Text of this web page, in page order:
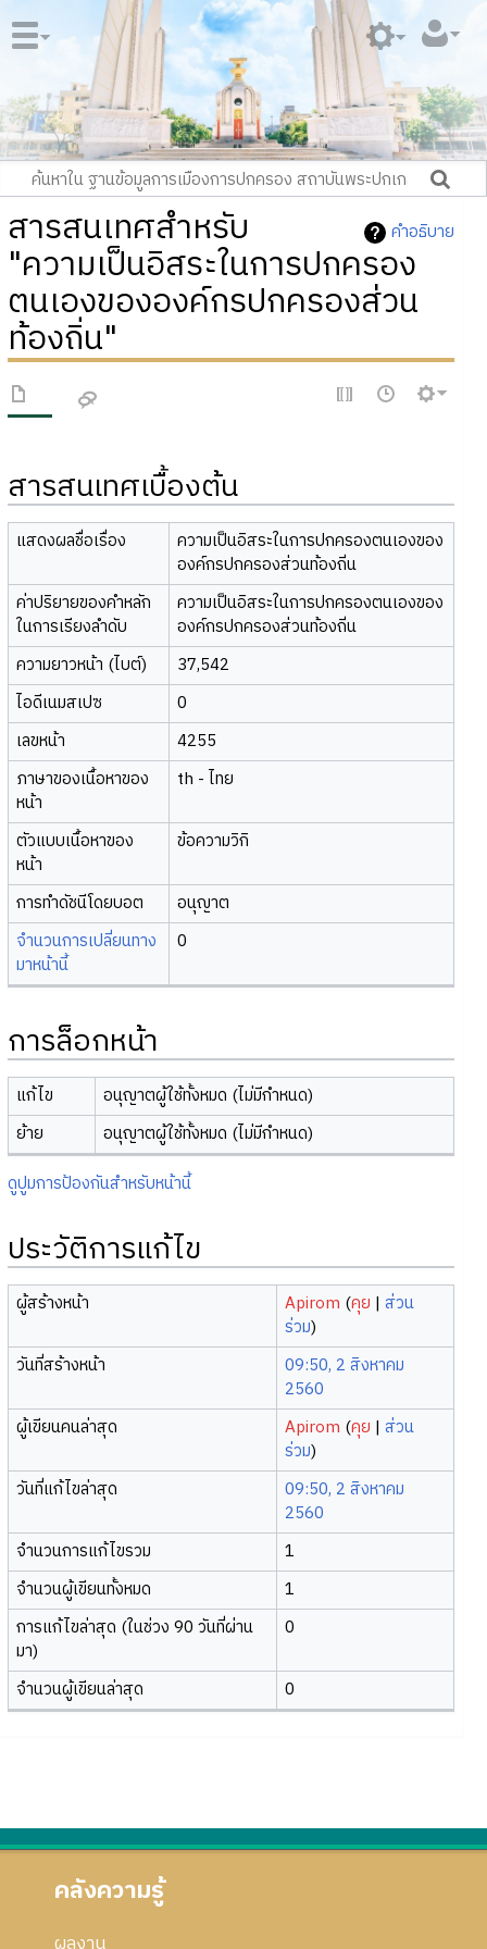
คำอธิบาย
สารสนเทศสำหรับ
"ความเป็นอิสระในการปกครอง
ตนเองขององค์กรปกครองส่วน
ท้องถิ่น"
สารสนเทศเบื้องต้น
แสดงผลชื่อเรื่อง
ความเป็นอิสระในการปกครองตนเองของ
องค์กรปกครองส่วนท้องถิ่น
ค่าปริยายของคำหลัก
ในการเรียงลำดับ
ความเป็นอิสระในการปกครองตนเองของ
องค์กรปกครองส่วนท้องถิ่น
ความยาวหน้า (ไบต์)
37,542
ไอดีเนมสเปซ
0
เลขหน้า
4255
ภาษาของเนื้อหาของ
หน้า
th - ไทย
ตัวแบบเนื้อหาของ
หน้า
ข้อความวิกิ
การทำดัชนีโดยบอต
อนุญาต
จำนวนการเปลี่ยนทาง
มาหน้านี้
0
การล็อกหน้า
แก้ไข
อนุญาตผู้ใช้ทั้งหมด (ไม่มีกำหนด)
ย้าย
อนุญาตผู้ใช้ทั้งหมด (ไม่มีกำหนด)
ดูปูมการป้องกันสำหรับหน้านี้
ประวัติการแก้ไข
ผู้สร้างหน้า Apirom (คุย |ส่วน
ร่วม)
วันที่สร้างหน้า
09:50, 2 สิงหาคม
2560
ผู้เขียนคนล่าสุด
Apirom (คุย |ส่วน
ร่วม)
วันที่แก้ไขล่าสุด
09:50, 2 สิงหาคม
2560
จำนวนการแก้ไขรวม
1
จำนวนผู้เขียนทั้งหมด
1
การแก้ไขล่าสุด (ในช่วง 90 วันที่ผ่าน
มา)
0
จำนวนผู้เขียนล่าสุด 0
คลังความรู้